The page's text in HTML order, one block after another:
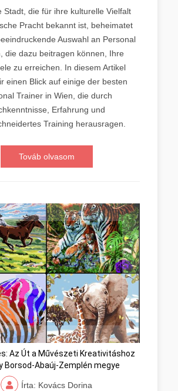
Stadt, die für ihre kulturelle Vielfalt
Pracht bekannt ist, beheimatet
Auswahl an Personal
die dazu beitragen können, Ihre
zu erreichen. In diesem Artikel
einen Blick auf einige der besten
Trainer in Wien, die durch
Erfahrung und
Training herausragen.
Továb olvasom
Az Út a Művészeti Kreativitáshoz
Borsod-Abaúj-Zemplén megye
Írta: Kovács Dorina